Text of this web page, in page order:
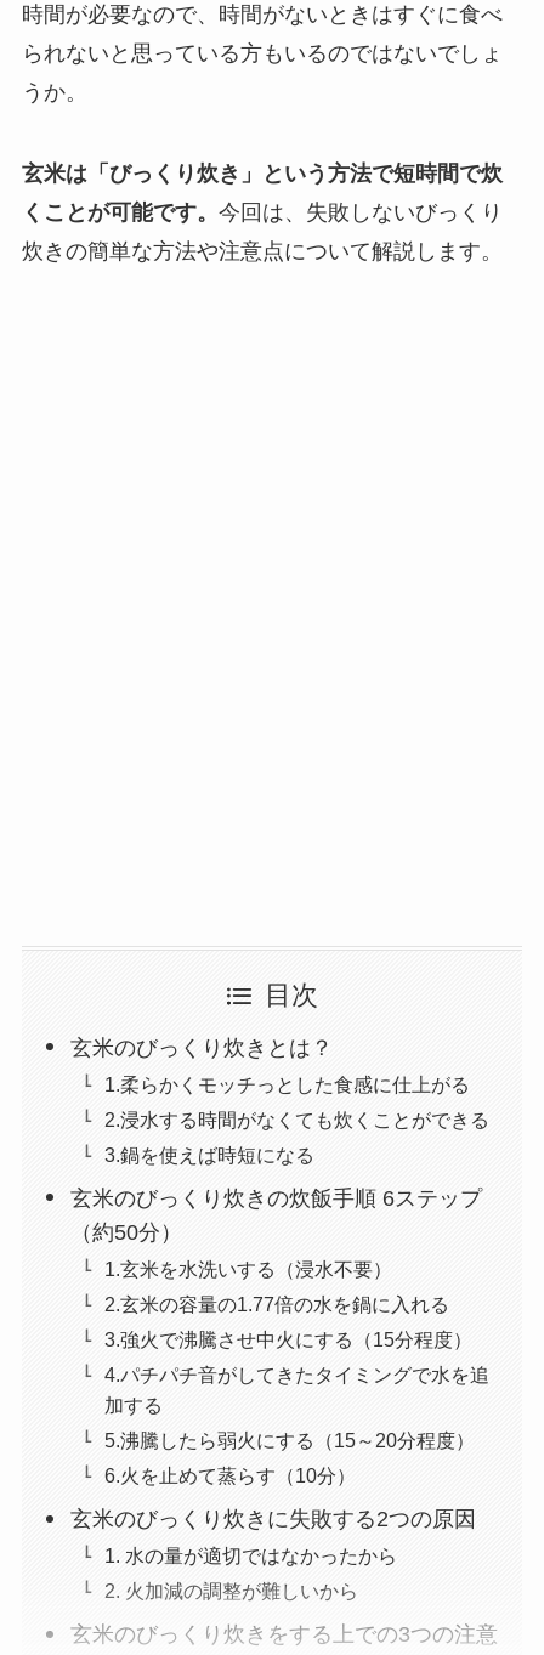
時間が必要なので、時間がないときはすぐに食べ
られないと思っている方もいるのではないでしょ
うか。
玄米は「びっくり炊き」という方法で短時間で炊
くことが可能です。 今回は、失敗しないびっくり
炊きの簡単な方法や注意点について解説します。
目次
玄米のびっくり炊きとは？
1.柔らかくモッチっとした食感に仕上がる
2.浸水する時間がなくても炊くことができる
3.鍋を使えば時短になる
玄米のびっくり炊きの炊飯手順 6ステップ
（約50分）
1.玄米を水洗いする（浸水不要）
2.玄米の容量の1.77倍の水を鍋に入れる
3.強火で沸騰させ中火にする（15分程度）
4.パチパチ音がしてきたタイミングで水を追
加する
5.沸騰したら弱火にする（15～20分程度）
6.火を止めて蒸らす（10分）
玄米のびっくり炊きに失敗する2つの原因
1. 水の量が適切ではなかったから
2. 火加減の調整が難しいから
玄米のびっくり炊きをする上での3つの注意